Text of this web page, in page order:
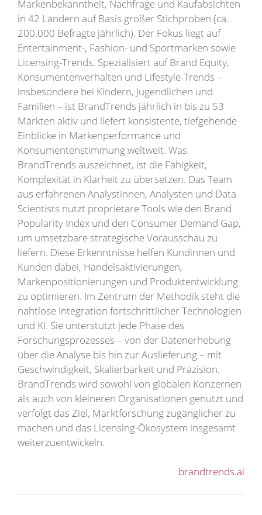
Markenbekanntheit, Nachfrage und Kaufabsichten
in 42 Ländern auf Basis großer Stichproben (ca.
200.000 Befragte jährlich). Der Fokus liegt auf
Entertainment-, Fashion- und Sportmarken sowie
Licensing-Trends. Spezialisiert auf Brand Equity,
Konsumentenverhalten und Lifestyle-Trends –
insbesondere bei Kindern, Jugendlichen und
Familien – ist BrandTrends jährlich in bis zu 53
Märkten aktiv und liefert konsistente, tiefgehende
Einblicke in Markenperformance und
Konsumentenstimmung weltweit. Was
BrandTrends auszeichnet, ist die Fähigkeit,
Komplexität in Klarheit zu übersetzen. Das Team
aus erfahrenen Analystinnen, Analysten und Data
Scientists nutzt proprietäre Tools wie den Brand
Popularity Index und den Consumer Demand Gap,
um umsetzbare strategische Vorausschau zu
liefern. Diese Erkenntnisse helfen Kundinnen und
Kunden dabei, Handelsaktivierungen,
Markenpositionierungen und Produktentwicklung
zu optimieren. Im Zentrum der Methodik steht die
nahtlose Integration fortschrittlicher Technologien
und KI. Sie unterstützt jede Phase des
Forschungsprozesses – von der Datenerhebung
über die Analyse bis hin zur Auslieferung – mit
Geschwindigkeit, Skalierbarkeit und Präzision.
BrandTrends wird sowohl von globalen Konzernen
als auch von kleineren Organisationen genutzt und
verfolgt das Ziel, Marktforschung zugänglicher zu
machen und das Licensing-Ökosystem insgesamt
weiterzuentwickeln.
brandtrends.ai